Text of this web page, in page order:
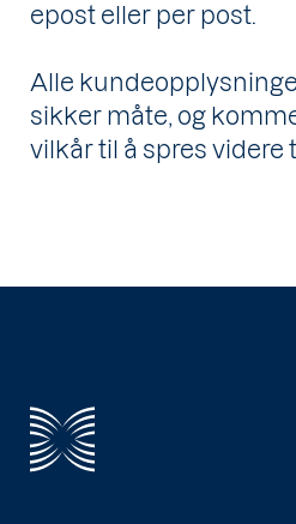
epost eller per post.
Alle
sikker måte, og
vilkår til å spres videre